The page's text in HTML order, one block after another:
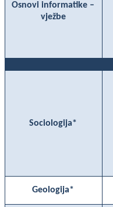
Osnovi informatike –
vježbe
Sociologija*
Geologija*